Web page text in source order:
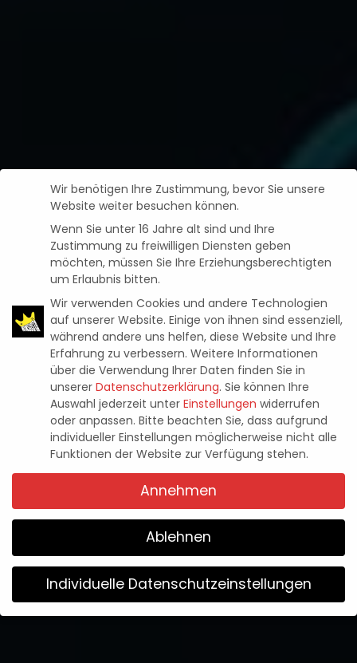
News
AI-UNTERSTÜTZTE NVIDIA-RTX-
VIDEOS AB SOFORT IN MOZILLA
FIREFOX VERFÜGBAR
Posted
Wir benötigen Ihre Zustimmung, bevor Sie unsere
Website weiter besuchen können.
Wenn Sie unter 16 Jahre alt sind und Ihre
Zustimmung zu freiwilligen Diensten geben
möchten, müssen Sie Ihre Erziehungsberechtigten
um Erlaubnis bitten.
Wir verwenden Cookies und andere Technologien
auf unserer Website. Einige von ihnen sind essenziell,
während andere uns helfen, diese Website und Ihre
Erfahrung zu verbessern. Weitere Informationen
über die Verwendung Ihrer Daten finden Sie in
unserer Datenschutzerklärung. Sie können Ihre
Auswahl jederzeit unter Einstellungen widerrufen
oder anpassen. Bitte beachten Sie, dass aufgrund
individueller Einstellungen möglicherweise nicht alle
Funktionen der Website zur Verfügung stehen.
Annehmen
Ablehnen
Individuelle Datenschutzeinstellungen
Wir verwenden Cookies